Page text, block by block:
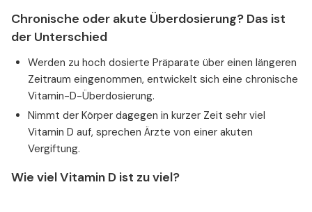
Chronische oder akute Überdosierung? Das ist
der Unterschied
Werden zu hoch dosierte Präparate über einen längeren
Zeitraum eingenommen, entwickelt sich eine chronische
Vitamin-D-Überdosierung.
Nimmt der Körper dagegen in kurzer Zeit sehr viel
Vitamin D auf, sprechen Ärzte von einer akuten
Vergiftung.
Wie viel Vitamin D ist zu viel?